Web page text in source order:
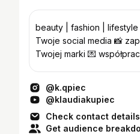
beauty | fashion | lifestyle
Twoje social media 📸
Twojej marki 💌 współpraca:
@k.qpiec
@klaudiakupiec
Check contact details
Get audience